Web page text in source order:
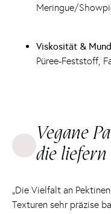
Meringue/
Viskosität &
Püree-Feststoff,
Vegane
die liefern
„Die Vielfalt an
Texturen sehr präzise